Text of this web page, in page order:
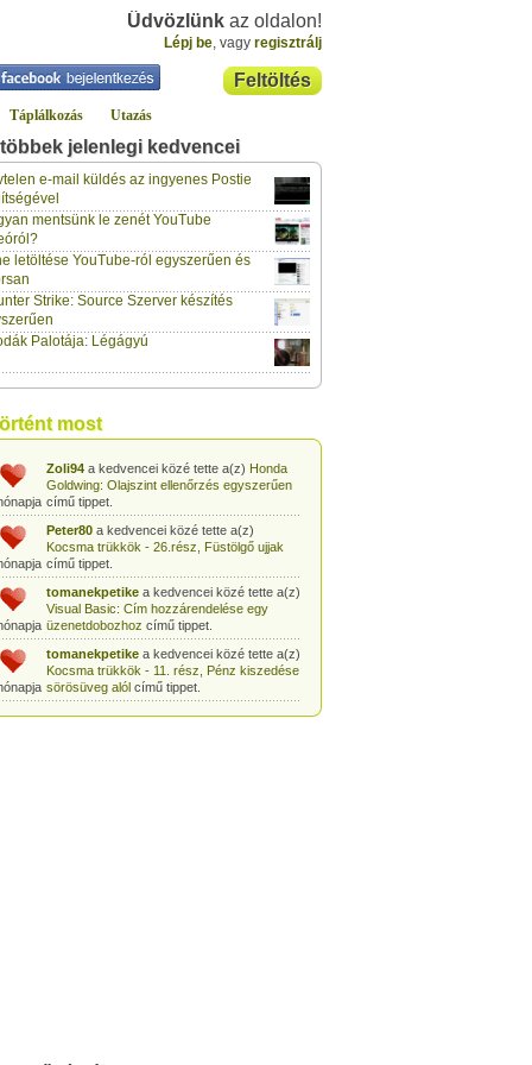
Üdvözlünk az oldalon!
Lépj be, vagy regisztrálj
Feltöltés
Táplálkozás Utazás
jelenlegi kedvencei
e-mail küldés az ingyenes Postie
mentsünk le zenét YouTube
letöltése YouTube-ról egyszerűen és
Strike: Source Szerver készítés
Palotája: Légágyú
most
klaus70a kedvencei közé tette a(z)
Lockerz meghívó és regisztrációcímű
tippet.
vidazoltan a kedvencei közé tette a(z)
Hogyan csinálják a négy ász kártyatrükköt?
című tippet.
Egyszerű kártyatrükk: Kártyalap kitalálása
trükkösen
vidazoltana kedvencei közé tette a(z)
kártyalap a pakli tetejéncímű tippet.
Egyszerű kártyatrükk: STOP!
Zoli94a kedvencei közé tette a(z) Honda
Goldwing: Olajszint ellenőrzés egyszerűen
című tippet.
Peter80a kedvencei közé tette a(z)
Kocsma trükkök - 26.rész, Füstölgő ujjak
című tippet.
tomanekpetikea kedvencei közé tette a(z)
Visual Basic: Cím hozzárendelése egy
üzenetdobozhoz című tippet.
tomanekpetikea kedvencei közé tette a(z)
Kocsma trükkök - 11. rész, Pénz kiszedése
sörösüveg alólcímű tippet.
tomanekpetikea kedvencei közé tette a(z)